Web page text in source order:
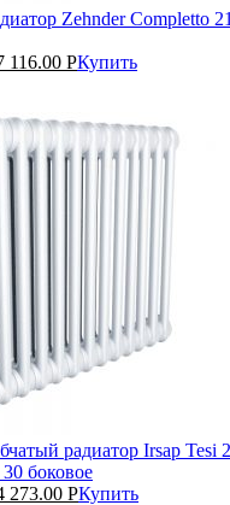
Zehnder Completto
116.00 РКупить
радиатор Irsap Tesi
боковое
273.00 РКупить